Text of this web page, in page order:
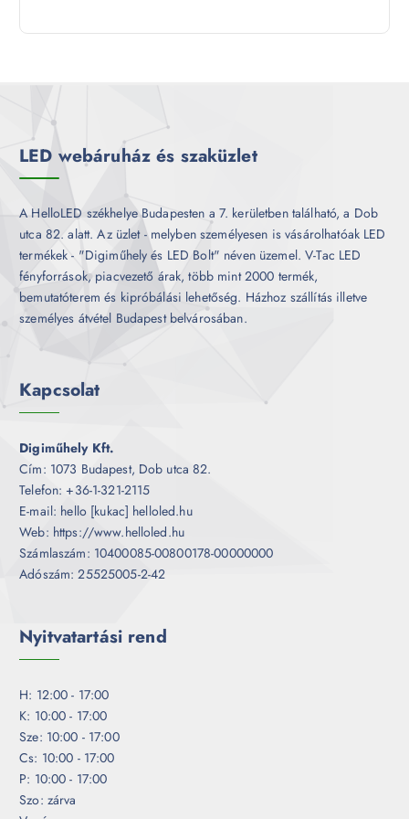
é
r
t
LED webáruház és szaküzlet
A HelloLED székhelye Budapesten a 7. kerületben található, a Dob
utca 82. alatt. Az üzlet - melyben személyesen is vásárolhatóak LED
termékek - "Digiműhely és LED Bolt" néven üzemel. V-Tac LED
fényforrások, piacvezető árak, több mint 2000 termék,
bemutatóterem és kipróbálási lehetőség. Házhoz szállítás illetve
személyes átvétel Budapest belvárosában.
Kapcsolat
Digiműhely Kft.
Cím: 1073 Budapest, Dob utca 82.
Telefon: +36-1-321-2115
E-mail: hello [kukac] helloled.hu
Web: https://www.helloled.hu
Számlaszám: 10400085-00800178-00000000
Adószám: 25525005-2-42
Nyitvatartási rend
H: 12:00 - 17:00
K: 10:00 - 17:00
Sze: 10:00 - 17:00
Cs: 10:00 - 17:00
P: 10:00 - 17:00
Szo: zárva